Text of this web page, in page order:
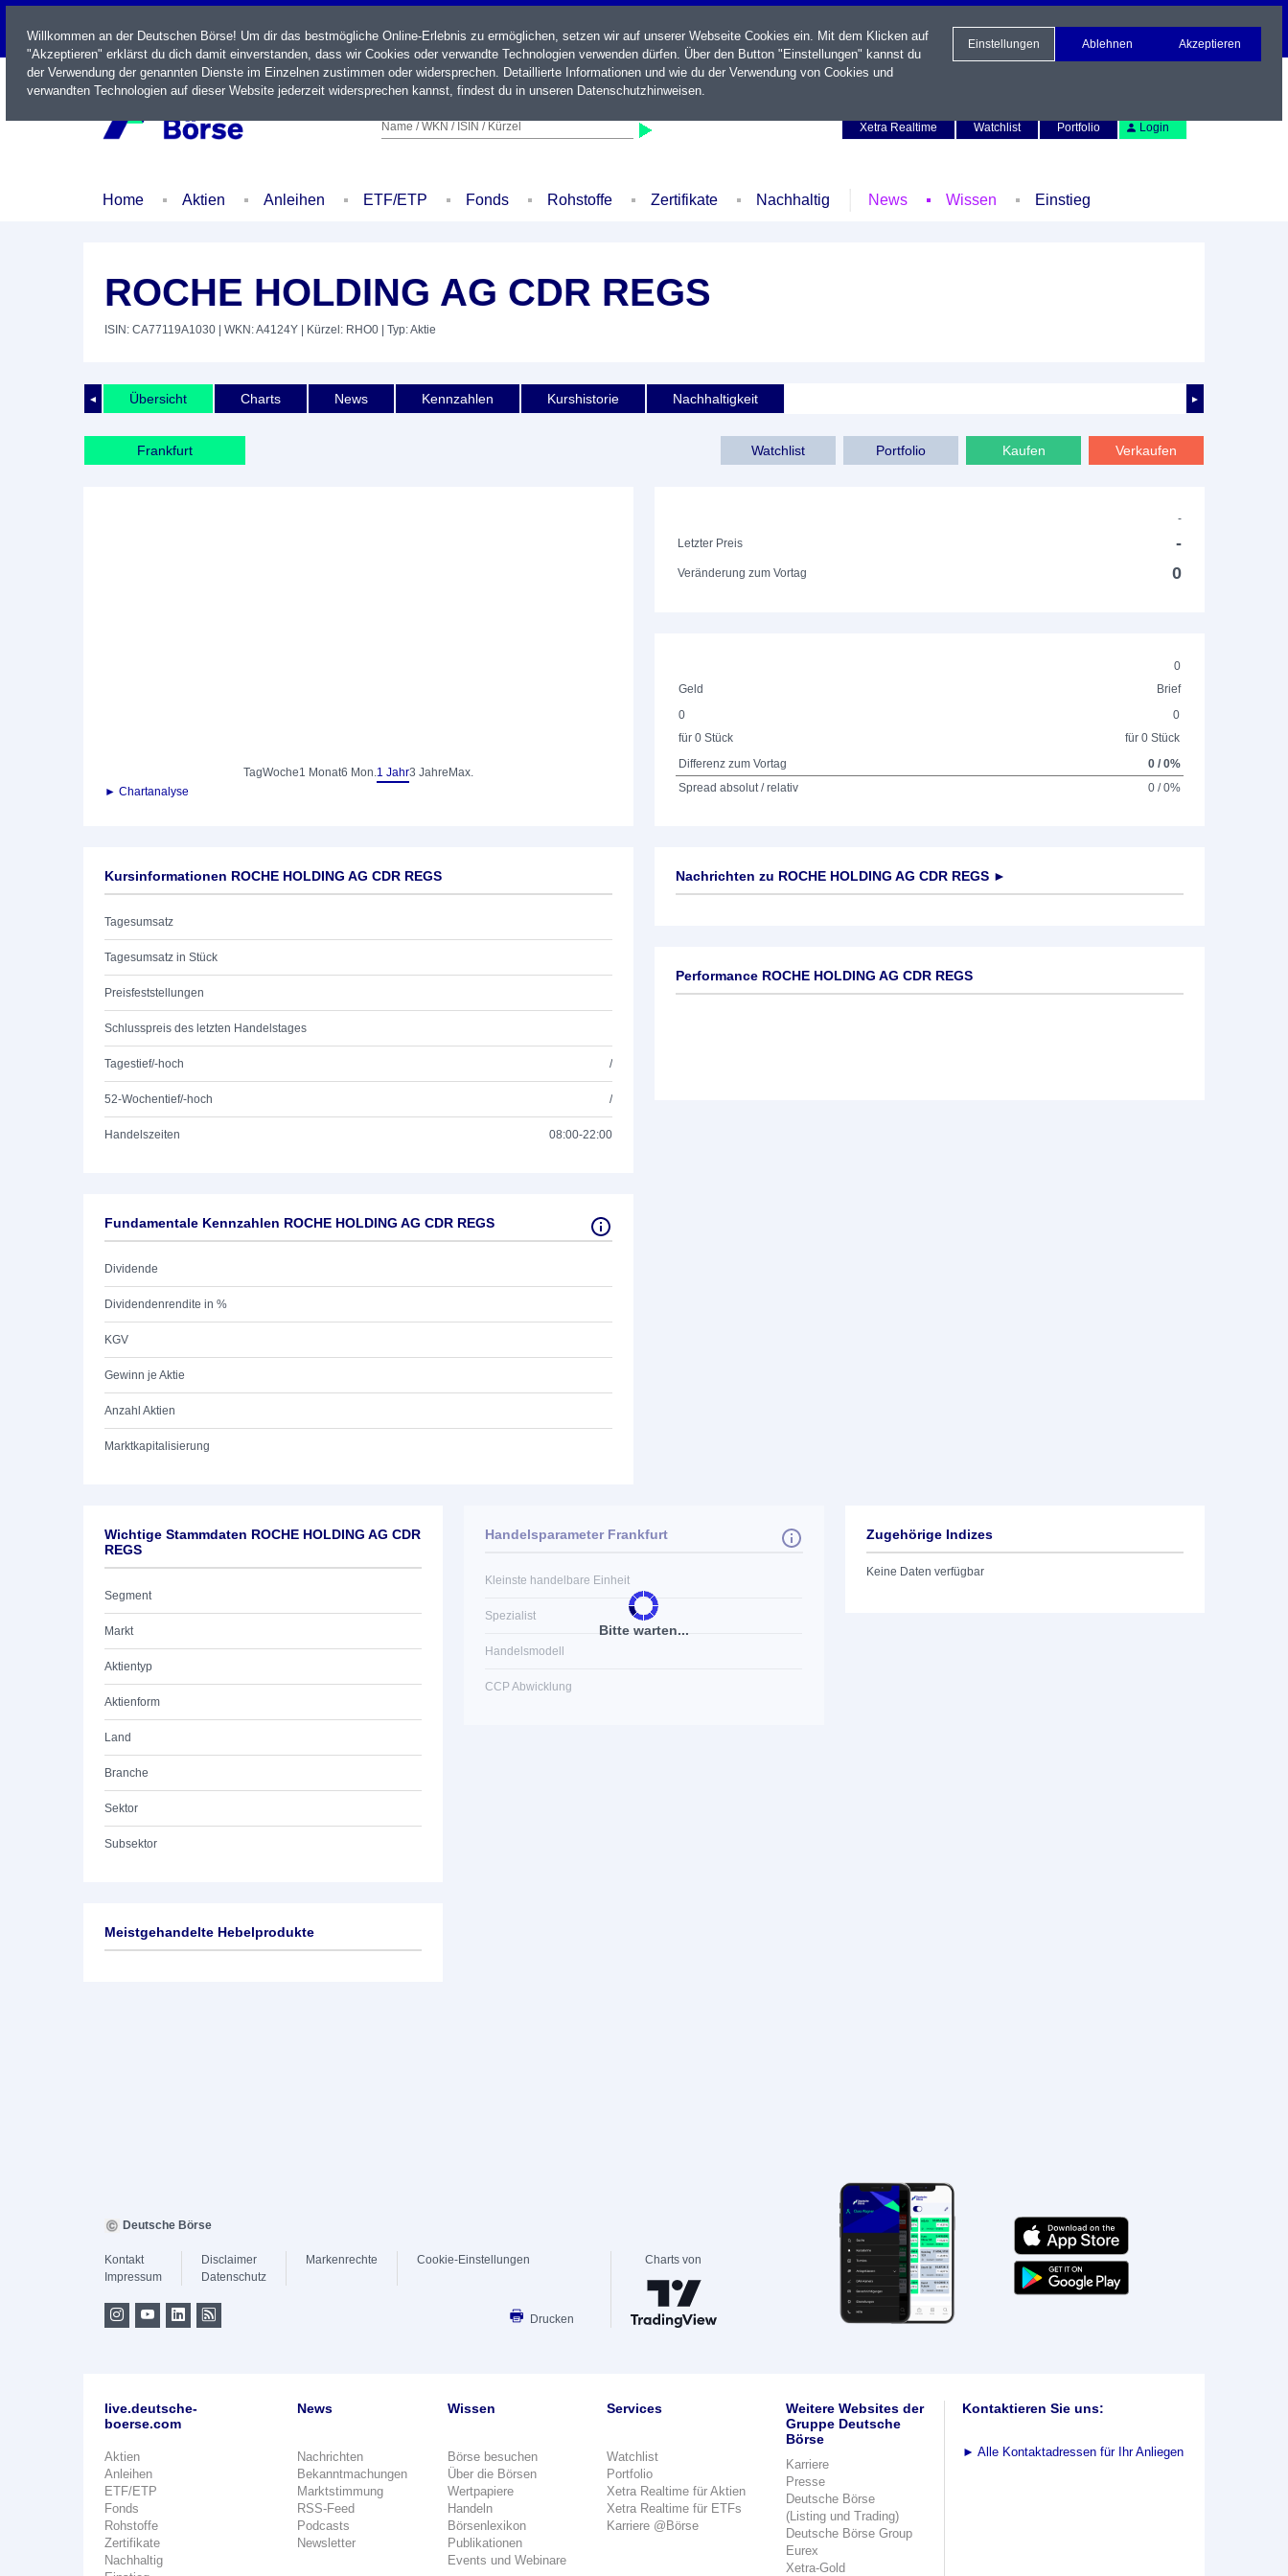
LIVE
Name / WKN / ISIN / Kürzel
Xetra Realtime
Watchlist Portfolio Login
Home Aktien Anleihen ETF/ETP Fonds Rohstoffe Zertifikate Nachhaltig News Wissen Einstieg
ROCHE HOLDING AG CDR REGS
ISIN: CA77119A1030 | WKN: A4124Y | Kürzel: RHO0 | Typ: Aktie
◄ ►
Übersicht Charts News Kennzahlen Kurshistorie Nachhaltigkeit
Frankfurt Watchlist Portfolio Kaufen Verkaufen
TagWoche1 Monat6 Mon.1 Jahr3 Jahre Max.
► Chartanalyse
-
Letzter Preis
-
Veränderung zum Vortag 0
0
Geld
Brief
0
für 0 Stück
0
für 0 Stück
Differenz zum Vortag
0 / 0%
Spread absolut / relativ
0 / 0%
Kursinformationen ROCHE HOLDING AG CDR REGS
Tagesumsatz
Tagesumsatz in Stück
Preisfeststellungen
Schlusspreis des letzten Handelstages
Tagestief/-hoch /
52-Wochentief/-hoch /
Handelszeiten 08:00-22:00
Fundamentale Kennzahlen ROCHE HOLDING AG CDR REGS
Dividende
Dividendenrendite in %
KGV
Gewinn je Aktie
Anzahl Aktien
Marktkapitalisierung
Nachrichten zu ROCHE HOLDING AG CDR REGS ►
Performance ROCHE HOLDING AG CDR REGS
Wichtige Stammdaten ROCHE HOLDING AG CDR
REGS
Segment
Markt
Aktientyp
Aktienform
Land
Branche
Sektor
Subsektor
Bitte warten...
Handelsparameter Frankfurt
Kleinste handelbare Einheit
Spezialist
Handelsmodell
CCP Abwicklung
Zugehörige Indizes
Keine Daten verfügbar
Meistgehandelte Hebelprodukte
Willkommen an der Deutschen Börse! Um dir das bestmögliche Online-Erlebnis zu ermöglichen, setzen wir auf unserer Webseite Cookies ein. Mit dem Klicken auf
"Akzeptieren" erklärst du dich damit einverstanden, dass wir Cookies oder verwandte Technologien verwenden dürfen. Über den Button "Einstellungen" kannst du
der Verwendung der genannten Dienste im Einzelnen zustimmen oder widersprechen. Detaillierte Informationen und wie du der Verwendung von Cookies und
verwandten Technologien auf dieser Website jederzeit widersprechen kannst, findest du in unseren Datenschutzhinweisen.
Einstellungen Ablehnen Akzeptieren
Deutsche Börse
Kontakt
Impressum
Disclaimer
Datenschutz
Markenrechte Cookie-Einstellungen
Drucken
Charts von
live.deutsche-
boerse.com
Aktien
Anleihen
ETF/ETP
Fonds
Rohstoffe
Zertifikate
Nachhaltig
News
Nachrichten
Bekanntmachungen
Marktstimmung
RSS-Feed
Podcasts
Newsletter
Wissen
Börse besuchen
Über die Börsen
Wertpapiere
Handeln
Börsenlexikon
Publikationen
Events und Webinare
Services
Watchlist
Portfolio
Xetra Realtime für Aktien
Xetra Realtime für ETFs
Karriere @Börse
Weitere Websites der
Gruppe Deutsche
Börse
Karriere
Presse
Deutsche Börse
(Listing und Trading)
Deutsche Börse Group
Eurex
Xetra-Gold
Kontaktieren Sie uns:
► Alle Kontaktadressen für Ihr Anliegen